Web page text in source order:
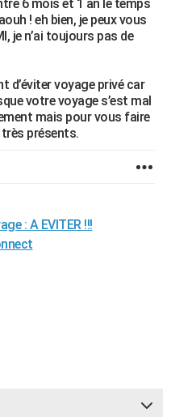
6 mois et 1 an le temps
! eh bien, je peux vous
je n’ai toujours pas de
d’éviter voyage privé car
votre voyage s’est mal
mais pour vous faire
présents.
: A EVITER !!!